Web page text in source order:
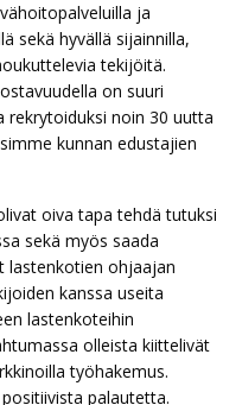
ja
sekä hyvällä sijainnilla,
tekijöitä.
on suuri
rekrytoiduksi noin 30 uutta
kunnan edustajien
oiva tapa tehdä tutuksi
sekä myös saada
lastenkotien ohjaajan
kanssa useita
lastenkoteihin
olleista kiittelivät
työhakemus.
palautetta.